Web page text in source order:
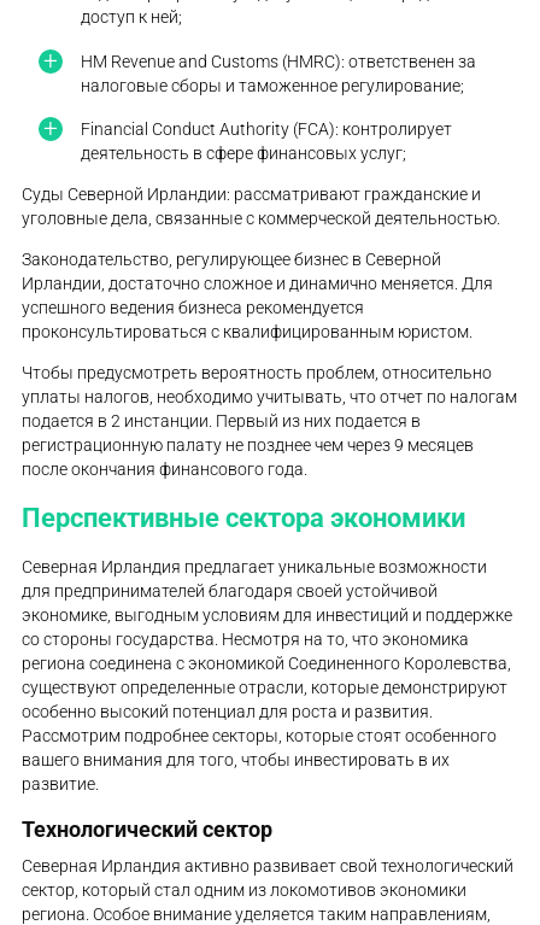
доступ к ней;
HM Revenue and Customs (HMRC): ответственен за
налоговые сборы и таможенное регулирование;
Financial Conduct Authority (FCA): контролирует
деятельность в сфере финансовых услуг;
Суды Северной Ирландии: рассматривают гражданские и
уголовные дела, связанные с коммерческой деятельностью.
Законодательство, регулирующее бизнес в Северной
Ирландии, достаточно сложное и динамично меняется. Для
успешного ведения бизнеса рекомендуется
проконсультироваться с квалифицированным юристом.
Чтобы предусмотреть вероятность проблем, относительно
уплаты налогов, необходимо учитывать, что отчет по налогам
подается в 2 инстанции. Первый из них подается в
регистрационную палату не позднее чем через 9 месяцев
после окончания финансового года.
Перспективные сектора экономики
Северная Ирландия предлагает уникальные возможности
для предпринимателей благодаря своей устойчивой
экономике, выгодным условиям для инвестиций и поддержке
со стороны государства. Несмотря на то, что экономика
региона соединена с экономикой Соединенного Королевства,
существуют определенные отрасли, которые демонстрируют
особенно высокий потенциал для роста и развития.
Рассмотрим подробнее секторы, которые стоят особенного
вашего внимания для того, чтобы инвестировать в их
развитие.
Технологический сектор
Северная Ирландия активно развивает свой технологический
сектор, который стал одним из локомотивов экономики
региона. Особое внимание уделяется таким направлениям,